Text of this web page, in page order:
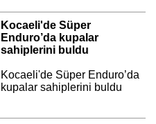
Kocaeli'de Süper
Enduro’da kupalar
sahiplerini buldu
Kocaeli'de Süper Enduro’da
kupalar sahiplerini buldu